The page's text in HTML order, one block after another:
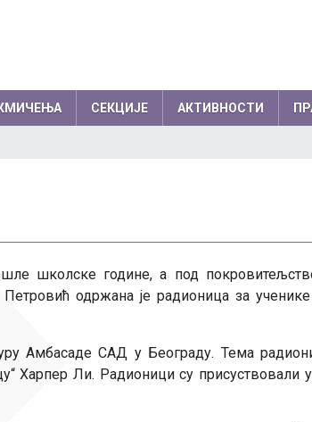
парламент
балканским
Успеси на осталим
такмичењима
СЕКЦИЈЕ АКТИВНОСТИ
школске године, а под
одржана је радионица за
Амбасаде САД у Београду. Тема
Харпер Ли. Радионици су присуствовали